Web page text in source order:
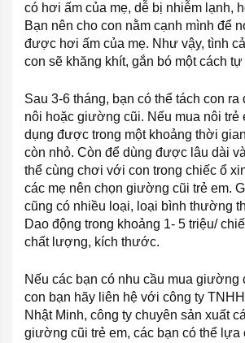
có hơi ấm của mẹ, dễ bị nhiễm lạnh,
Bạn nên cho con nằm cạnh mình để
được hơi ấm của mẹ. Như vậy, tình
con sẽ khăng khít, gắn bó một cách tự
Sau 3-6 tháng, bạn có thể tách con ra
nôi hoặc giường cũi. Nếu mua nôi trẻ
dụng được trong một khoảng thời
còn nhỏ. Còn để dùng được lâu dài
thể cùng chơi với con trong chiếc ổ
các mẹ nên chọn giường cũi trẻ em.
cũng có nhiều loại, loại bình thường
Dao động trong khoảng 1- 5 triệu/
chất lượng, kích thước.
Nếu các bạn có nhu cầu mua giường
con bạn hãy liên hệ với công ty
Nhật Minh, công ty chuyên sản xuất
giường cũi trẻ em, các bạn có thể lựa